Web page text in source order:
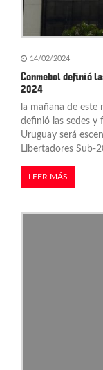
14/02/2024
Conmebol definió
2024
la mañana de este
definió las sedes y
Uruguay será
Libertadores Sub-
LEER MÁS